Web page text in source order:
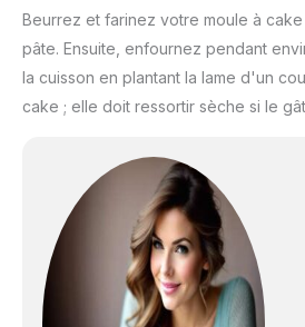
Beurrez et farinez votre moule à
pâte. Ensuite, enfournez pendant
la cuisson en plantant la lame d'un
cake ; elle doit ressortir sèche si le